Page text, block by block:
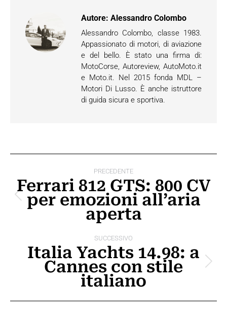
Autore: Alessandro Colombo
Alessandro Colombo, classe 1983.
Appassionato di motori, di aviazione
e del bello. È stato una firma di:
MotoCorse, Autoreview, AutoMoto.it
e Moto.it. Nel 2015 fonda MDL –
Motori Di Lusso. È anche istruttore
di guida sicura e sportiva.
tra
PRECEDENTE
Post
precedente:
Ferrari 812 GTS: 800 CV
per emozioni all’aria
aperta
SUCCESSIVO
Prossimo
post:
Italia Yachts 14.98: a
Cannes con stile
italiano